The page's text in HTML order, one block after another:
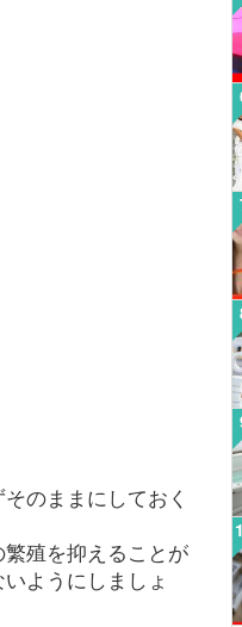
のままにしておく
殖を抑えることが
ようにしましょ